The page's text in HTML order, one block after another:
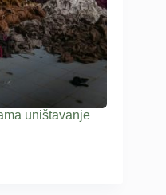
uništavanje